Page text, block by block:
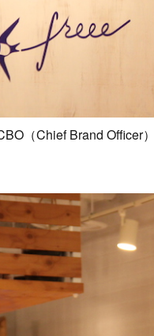
（Chief Brand Officer